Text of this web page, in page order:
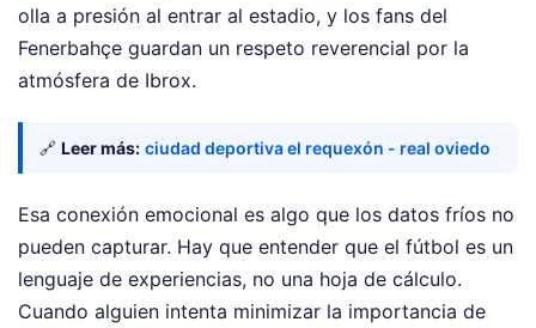
olla a presión al entrar al estadio, y los fans del
Fenerbahçe guardan un respeto reverencial por la
atmósfera de Ibrox.
🔗 Leer más: ciudad deportiva el requexón - real oviedo
Esa conexión emocional es algo que los datos fríos no
pueden capturar. Hay que entender que el fútbol es un
lenguaje de experiencias, no una hoja de cálculo.
Cuando alguien intenta minimizar la importancia de